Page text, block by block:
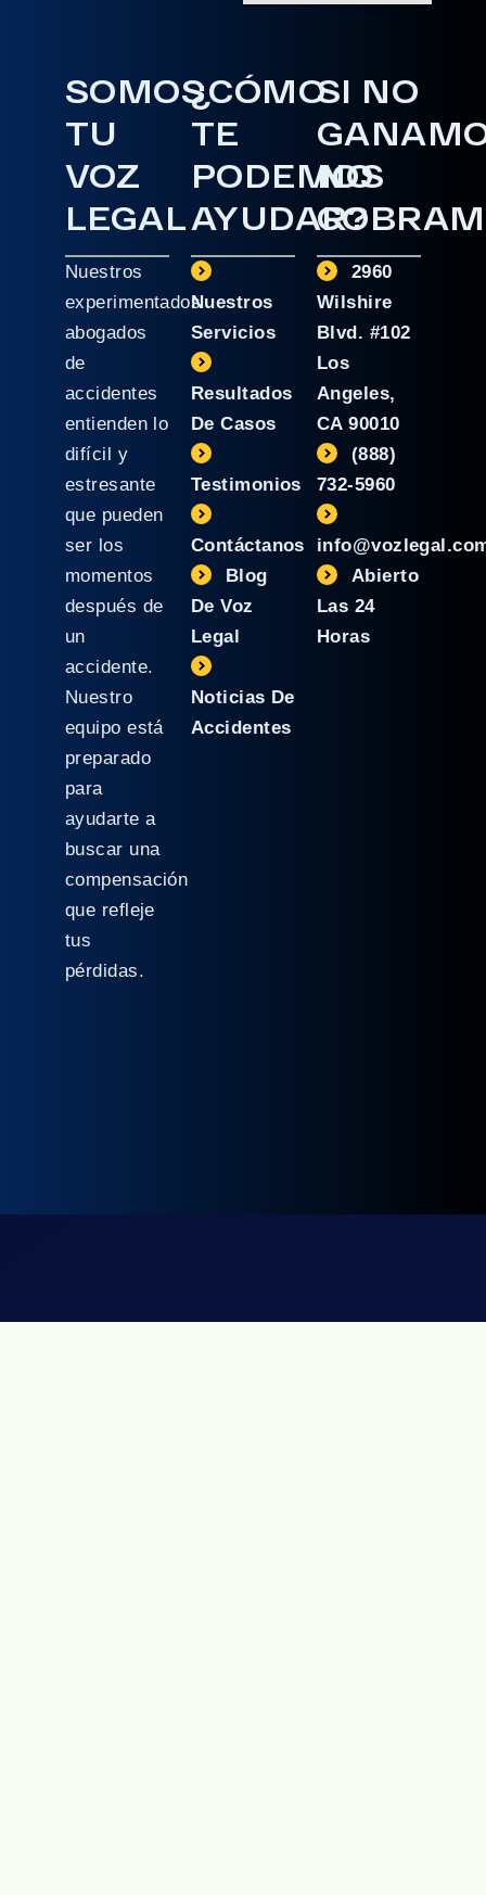
SOMOS
TU
VOZ
LEGAL
Nuestros
experimentados
abogados
de
accidentes
entienden lo
difícil y
estresante
que pueden
ser los
momentos
después de
un
accidente.
Nuestro
equipo está
preparado
para
ayudarte a
buscar una
compensación
que refleje
tus
pérdidas.
¿CÓMO
TE
PODEMOS
AYUDAR?
Nuestros
Servicios
Resultados
De Casos
Testimonios
Contáctanos
Blog
De Voz
Legal
Noticias De
Accidentes
SI NO
NO
2960
Wilshire
Blvd. #102
Los
Angeles,
CA 90010
(888)
732-5960
Abierto
Las 24
Horas